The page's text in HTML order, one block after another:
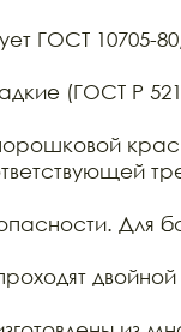
ГОСТ 10705-
(ГОСТ Р
Для